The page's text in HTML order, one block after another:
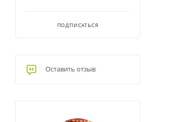
ПОДПИСАТЬСЯ
Оставить отзыв